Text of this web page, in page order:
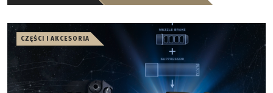
CZĘŚCI I AKCESORIA